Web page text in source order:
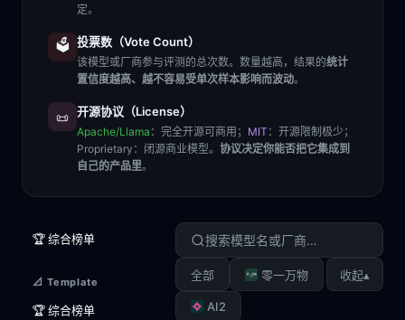
定。
🗳️ 投票数（Vote Count）
该模型或厂商参与评测的总次数。数量越高，结果的统计
置信度越高、越不容易受单次样本影响而波动。
📜 开源协议（License）
Apache/Llama ：完全开源可商用； MIT ：开源限制极少；
Proprietary ：闭源商业模型。 协议决定你能否把它集成到
自己的产品里。
🏆 综合榜单
📐 Template
🏆 综合榜单
全部 零一万物
AI2
收起▴